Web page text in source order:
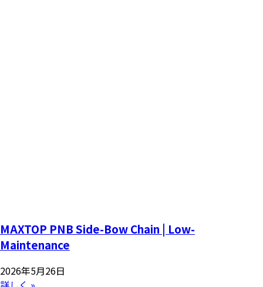
MAXTOP PNB Side-Bow Chain | Low-
Maintenance
2026年5月26日